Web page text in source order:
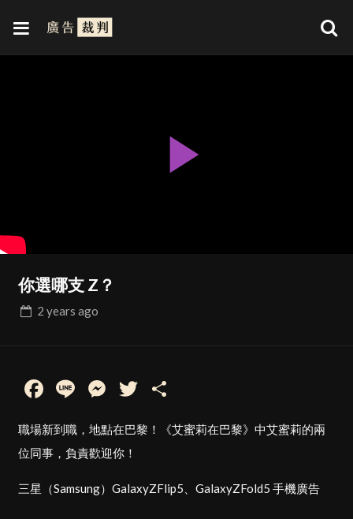
Play
你選哪支 Z？
2 years ago
Facebook
LineMessenger
Twitter
職場新到職，地點在巴黎！《艾蜜莉在巴黎》中艾蜜莉的兩
位同事，負責歡迎你！
三星（Samsung）GalaxyZFlip5、GalaxyZFold5 手機廣告